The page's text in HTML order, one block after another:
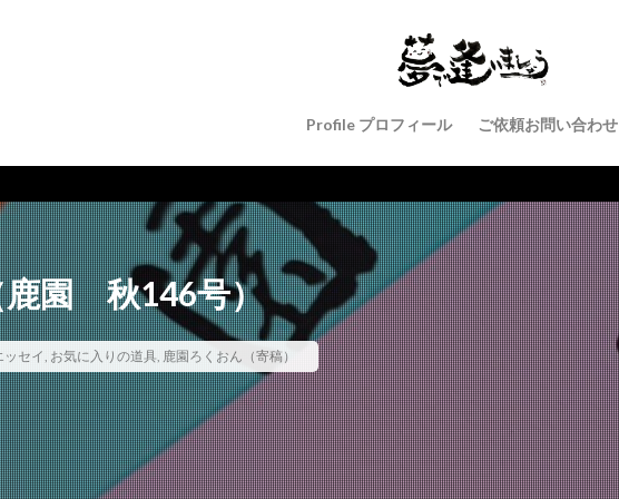
Profile プロフィール ご依頼お問い合わせ
園 秋146号）
ッセイ, お気に入りの道具, 鹿園ろくおん（寄稿）